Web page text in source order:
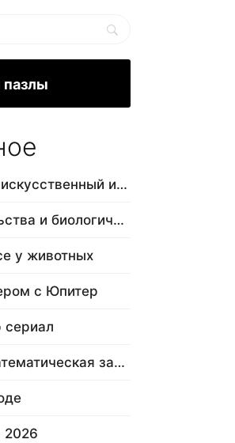
пазлы
Профессии и искусственный интеллект
Место жительства и биологический в…
у животных
с Юпитер
сериал
ChatGPT и математическая задача
2026